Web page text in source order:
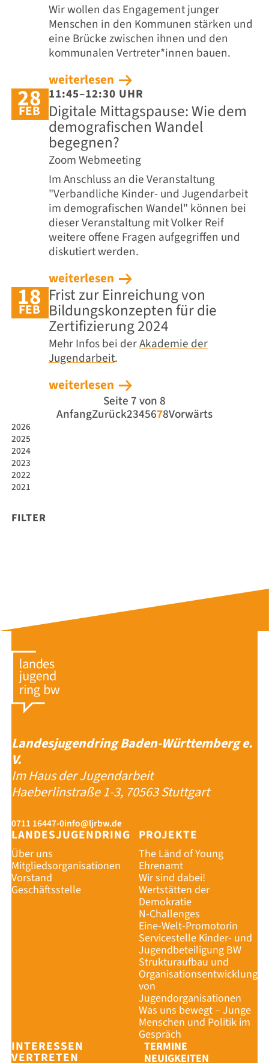
FILTER
2026
2025
2024
2023
2022
2021
Wir wollen das Engagement junger
Menschen in den Kommunen stärken und
eine Brücke zwischen ihnen und den
kommunalen Vertreter*innen bauen.
weiterlesen
28
FEB
11:45–12:30 UHR
Digitale Mittagspause: Wie dem
demografischen Wandel
begegnen?
Zoom Webmeeting
Im Anschluss an die Veranstaltung
"Verbandliche Kinder- und Jugendarbeit
im demografischen Wandel" können bei
dieser Veranstaltung mit Volker Reif
weitere offene Fragen aufgegriffen und
diskutiert werden.
weiterlesen
18
FEB
Frist zur Einreichung von
Bildungskonzepten für die
Zertifizierung 2024
Mehr Infos bei derAkademie der
Jugendarbeit.
weiterlesen
Seite 7 von 8
AnfangZurück2345678Vorwärts
Landesjugendring Baden-Württemberg e.
V.
Im Haus der Jugendarbeit
Haeberlinstraße 1-3, 70563 Stuttgart
0711 16447-0info@ljrbw.de
LANDESJUGENDRING
Über uns
Mitgliedsorganisationen
Vorstand
Geschäftsstelle
PROJEKTE
The Länd of Young
Ehrenamt
Wir sind dabei!
Wertstätten der
Demokratie
N-Challenges
Eine-Welt-Promotorin
Servicestelle Kinder- und
Jugendbeteiligung BW
Strukturaufbau und
Organisationsentwicklung
von
Jugendorganisationen
Was uns bewegt – Junge
Menschen und Politik im
Gespräch
INTERESSEN
VERTRETEN
TERMINE
NEUIGKEITEN